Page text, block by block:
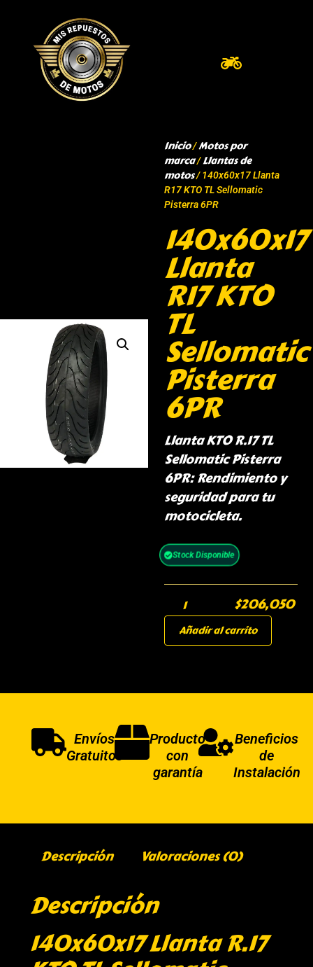
Inicio/Motos por
marca/Llantas de
motos/ 140x60x17 Llanta
R17 KTO TL Sellomatic
Pisterra 6PR
140x60x17
Llanta
R17 KTO
TL
Sellomatic
Pisterra
6PR
Llanta KTO R.17 TL
Sellomatic Pisterra
6PR: Rendimiento y
seguridad para tu
motocicleta.
Stock Disponible
$206,050
Añadir al carrito
Envíos
Gratuitos
Producto
con
garantía
Beneficios
de
Instalación
Descripción Valoraciones (0)
Descripción
140x60x17 Llanta R.17